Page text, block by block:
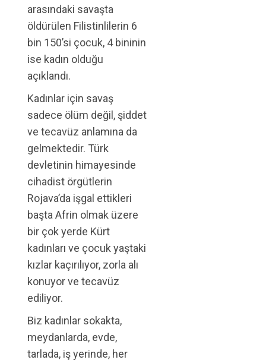
arasındaki savaşta
öldürülen Filistinlilerin 6
bin 150’si çocuk, 4 bininin
ise kadın olduğu
açıklandı.
Kadınlar için savaş
sadece ölüm değil, şiddet
ve tecavüz anlamına da
gelmektedir. Türk
devletinin himayesinde
cihadist örgütlerin
Rojava’da işgal ettikleri
başta Afrin olmak üzere
bir çok yerde Kürt
kadınları ve çocuk yaştaki
kızlar kaçırılıyor, zorla alı
konuyor ve tecavüz
ediliyor.
Biz kadınlar sokakta,
meydanlarda, evde,
tarlada, iş yerinde, her